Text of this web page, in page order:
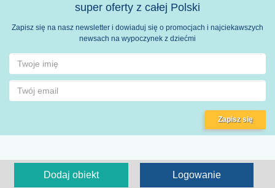
super oferty z całej Polski
Zapisz się na nasz newsletter i dowiaduj się o promocjach i najciekawszych
newsach na wypoczynek z dziećmi
Zapisz się
Dodaj obiekt Logowanie